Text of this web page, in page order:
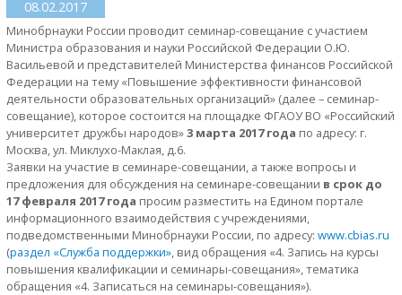
08.02.2017
Минобрнауки России проводит семинар-совещание с участием
Министра образования и науки Российской Федерации О.Ю.
Васильевой и представителей Министерства финансов Российской
Федерации на тему «Повышение эффективности финансовой
деятельности образовательных организаций» (далее – семинар-
совещание), которое состоится на площадке ФГАОУ ВО «Российский
университет дружбы народов»3 марта 2017 года по адресу: г.
Москва, ул. Миклухо-Маклая, д.6.
Заявки на участие в семинаре-совещании, а также вопросы и
предложения для обсуждения на семинаре-совещании в срок до
17 февраля 2017 года просим разместить на Едином портале
информационного взаимодействия с учреждениями,
подведомственными Минобрнауки России, по адресу: www.cbias.ru
(раздел «Служба поддержки» , вид обращения «4. Запись на курсы
повышения квалификации и семинары-совещания», тематика
обращения «4. Записаться на семинары-совещания»).